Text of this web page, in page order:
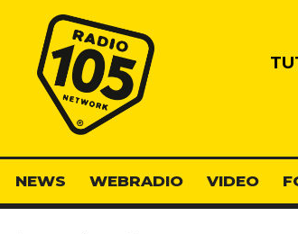
Radio 105
NEWS WEBRADIO VIDEO